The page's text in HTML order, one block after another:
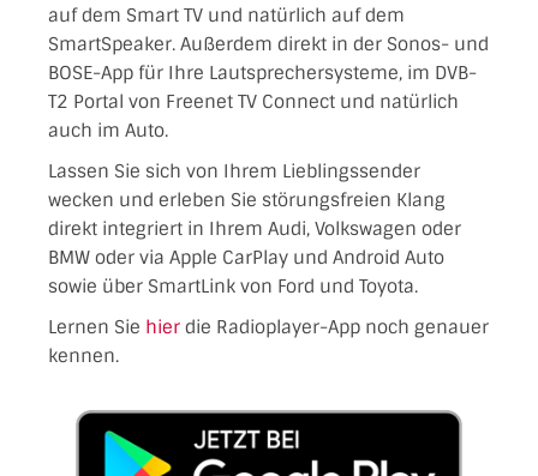
auf dem Smart TV und natürlich auf dem
SmartSpeaker. Außerdem direkt in der Sonos- und
BOSE-App für Ihre Lautsprechersysteme, im DVB-
T2 Portal von Freenet TV Connect und natürlich
auch im Auto.
Lassen Sie sich von Ihrem Lieblingssender
wecken und erleben Sie störungsfreien Klang
direkt integriert in Ihrem Audi, Volkswagen oder
BMW oder via Apple CarPlay und Android Auto
sowie über SmartLink von Ford und Toyota.
Lernen Sie hier die Radioplayer-App noch genauer
kennen.